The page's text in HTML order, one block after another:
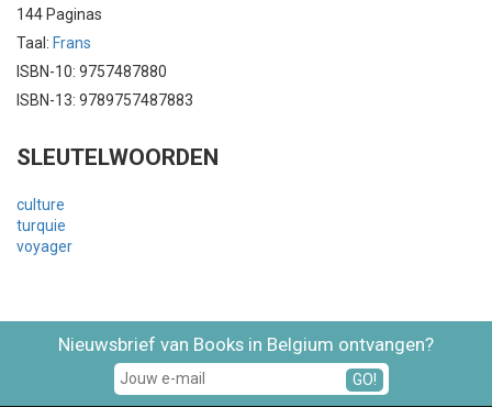
144 Paginas
Taal: Frans
ISBN-10: 9757487880
ISBN-13: 9789757487883
SLEUTELWOORDEN
culture
turquie
voyager
Nieuwsbrief van Books in Belgium ontvangen?
GO!